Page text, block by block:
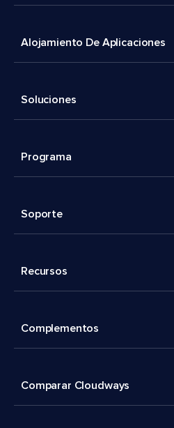
Alojamiento De Aplicaciones
Soluciones
Programa
Soporte
Recursos
Complementos
Comparar Cloudways